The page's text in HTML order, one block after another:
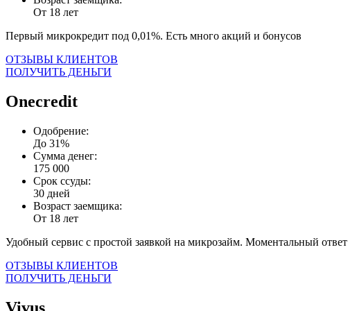
От 18 лет
Первый микрокредит под 0,01%. Есть много акций и бонусов
ОТЗЫВЫ КЛИЕНТОВ
ПОЛУЧИТЬ ДЕНЬГИ
Onecredit
Одобрение:
До 31%
Сумма денег:
175 000
Срок ссуды:
30 дней
Возраст заемщика:
От 18 лет
Удобный сервис с простой заявкой на микрозайм. Моментальный ответ
ОТЗЫВЫ КЛИЕНТОВ
ПОЛУЧИТЬ ДЕНЬГИ
Vivus